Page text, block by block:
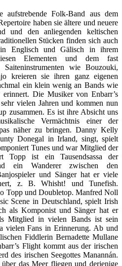
aufstrebende Folk-Band aus dem
haben sie ältere und neuere
und den anliegenden keltischen
Stücken finden sich auch
in Englisch und Gälisch in ihrem
Elementen und dem fast
wie Bouzouki,
kreieren sie ihren ganz eigenen
ein klein wenig an Bands wie
erinnert. Die Musiker von Enbarr’s
vielen Jahren und kommen nun
zusammen. Es ist ihre Absicht uns
Vermächtnis einer der
näher zu bringen. Danny Kelly
Donegal in Irland, singt, spielt
Tunes und war Mitglied der
Topp ist ein Tausendsassa der
ein Wanderer zwischen den
und Sänger hat er viele
z. B. Whisht! und Tunefish.
Topp und Doubletop. Manfred Noll
Scene in Deutschland, spielt Irish
als Komponist und Sänger hat er
Mitglied in vielen Bands ist sein
vielen Fans in Erinnerung. Ab und
Fiddlerin Bernadette Mullane
Flight kommt aus der irischen
des irischen Seegottes Manannán.
das Meer fliegen und derjenige